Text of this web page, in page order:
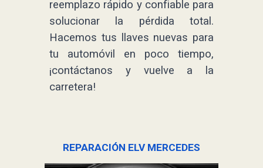
reemplazo rápido y confiable para
solucionar la pérdida total.
Hacemos tus llaves nuevas para
tu automóvil en poco tiempo,
¡contáctanos y vuelve a la
carretera!
REPARACIÓN ELV MERCEDES